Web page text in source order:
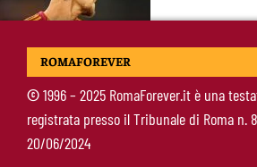
Roma, Luis
squadra
ROMAFOREVER
©1996 – 2025 RomaForever.it è una
registrata presso il Tribunale di Roma n.
20/06/2024